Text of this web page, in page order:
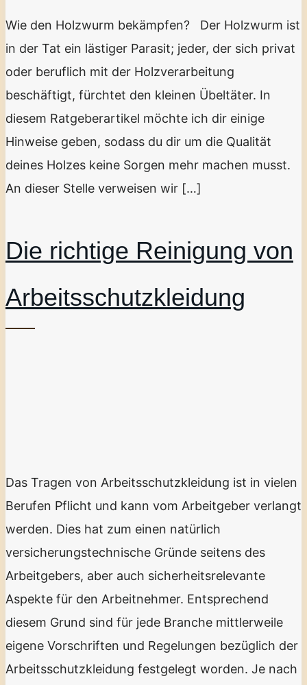
Wie den Holzwurm bekämpfen? Der Holzwurm ist
in der Tat ein lästiger Parasit; jeder, der sich privat
oder beruflich mit der Holzverarbeitung
beschäftigt, fürchtet den kleinen Übeltäter. In
diesem Ratgeberartikel möchte ich dir einige
Hinweise geben, sodass du dir um die Qualität
deines Holzes keine Sorgen mehr machen musst.
An dieser Stelle verweisen wir […]
Die richtige Reinigung von
Arbeitsschutzkleidung
Das Tragen von Arbeitsschutzkleidung ist in vielen
Berufen Pflicht und kann vom Arbeitgeber verlangt
werden. Dies hat zum einen natürlich
versicherungstechnische Gründe seitens des
Arbeitgebers, aber auch sicherheitsrelevante
Aspekte für den Arbeitnehmer. Entsprechend
diesem Grund sind für jede Branche mittlerweile
eigene Vorschriften und Regelungen bezüglich der
Arbeitsschutzkleidung festgelegt worden. Je nach